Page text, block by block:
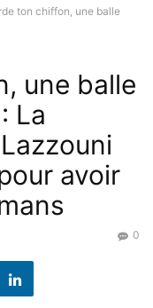
ton chiffon, une balle
une balle
La
avoir
0